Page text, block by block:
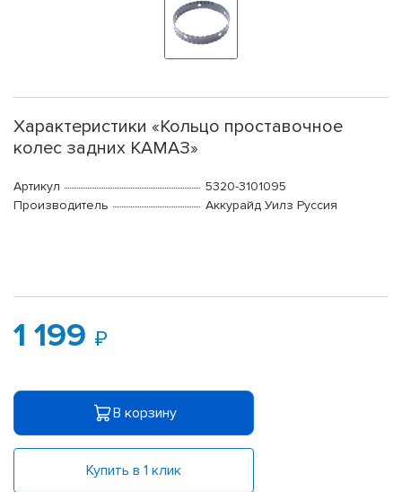
Характеристики «Кольцо проставочное
колес задних КАМАЗ»
Артикул
5320-3101095
Производитель
Аккурайд Уилз Руссия
1 199
В корзину
Купить в 1 клик